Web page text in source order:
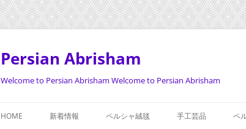
Persian Abrisham
Welcome to Persian Abrisham Welcome to Persian Abrisham
HOME 新着情報 ペルシャ絨毯 手工芸品 ペ